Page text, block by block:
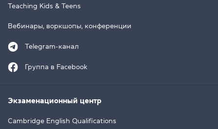
Teaching Kids & Teens
Вебинары, воркшопы, конференции
Telegram-канал
Группа в Facebook
Экзаменационный центр
Cambridge English Qualifications